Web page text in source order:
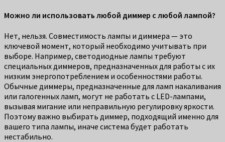
Можно ли использовать любой диммер с любой лампой?
Нет, нельзя. Совместимость лампы и диммера — это
ключевой момент, который необходимо учитывать при
выборе. Например, светодиодные лампы требуют
специальных диммеров, предназначенных для работы с их
низким энергопотреблением и особенностями работы.
Обычные диммеры, предназначенные для ламп накаливания
или галогенных ламп, могут не работать с LED-лампами,
вызывая мигание или неправильную регулировку яркости.
Поэтому важно выбирать диммер, подходящий именно для
вашего типа лампы, иначе система будет работать
нестабильно.